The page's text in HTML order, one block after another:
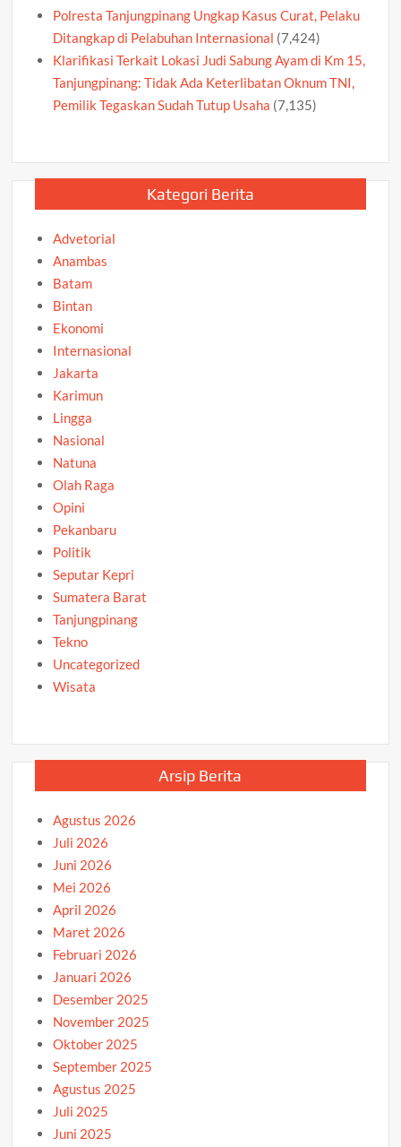
Polresta Tanjungpinang Ungkap Kasus Curat, Pelaku
Ditangkap di Pelabuhan Internasional (7,424)
Klarifikasi Terkait Lokasi Judi Sabung Ayam di Km 15,
Tanjungpinang: Tidak Ada Keterlibatan Oknum TNI,
Pemilik Tegaskan Sudah Tutup Usaha (7,135)
Kategori Berita
Advetorial
Anambas
Batam
Bintan
Ekonomi
Internasional
Jakarta
Karimun
Lingga
Nasional
Natuna
Olah Raga
Opini
Pekanbaru
Politik
Seputar Kepri
Sumatera Barat
Tanjungpinang
Tekno
Uncategorized
Wisata
Arsip Berita
Agustus 2026
Juli 2026
Juni 2026
Mei 2026
April 2026
Maret 2026
Februari 2026
Januari 2026
Desember 2025
November 2025
Oktober 2025
September 2025
Agustus 2025
Juli 2025
Juni 2025